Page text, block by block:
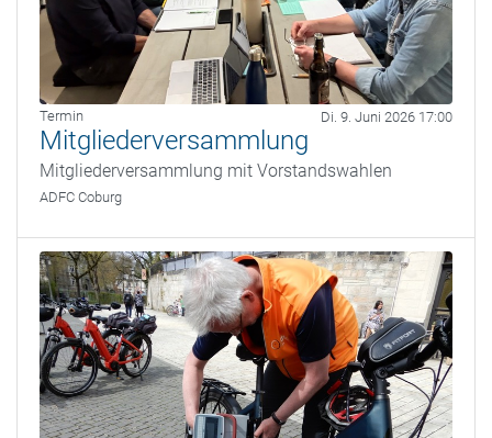
Termin Di. 9. Juni 2026 17:00
Mitgliederversammlung
Mitgliederversammlung mit Vorstandswahlen
ADFC Coburg